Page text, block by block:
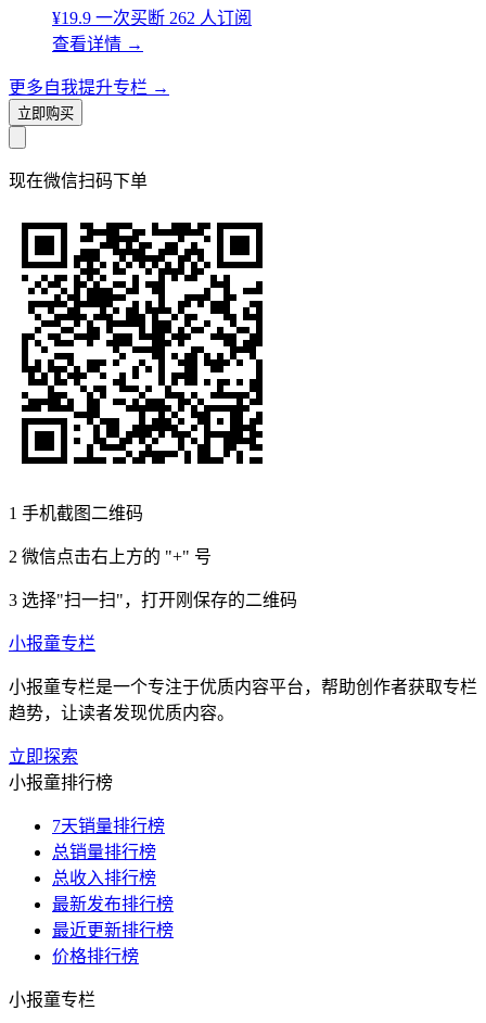
¥19.9 一次买断 262 人订阅
查看详情 →
更多自我提升专栏 →
立即购买
现在微信扫码下单
1 手机截图二维码
2 微信点击右上方的 "+" 号
3 选择"扫一扫"，打开刚保存的二维码
小报童专栏
小报童专栏是一个专注于优质内容平台，帮助创作者获取专栏
趋势，让读者发现优质内容。
立即探索
小报童排行榜
7天销量排行榜
总销量排行榜
总收入排行榜
最新发布排行榜
最近更新排行榜
价格排行榜
小报童专栏